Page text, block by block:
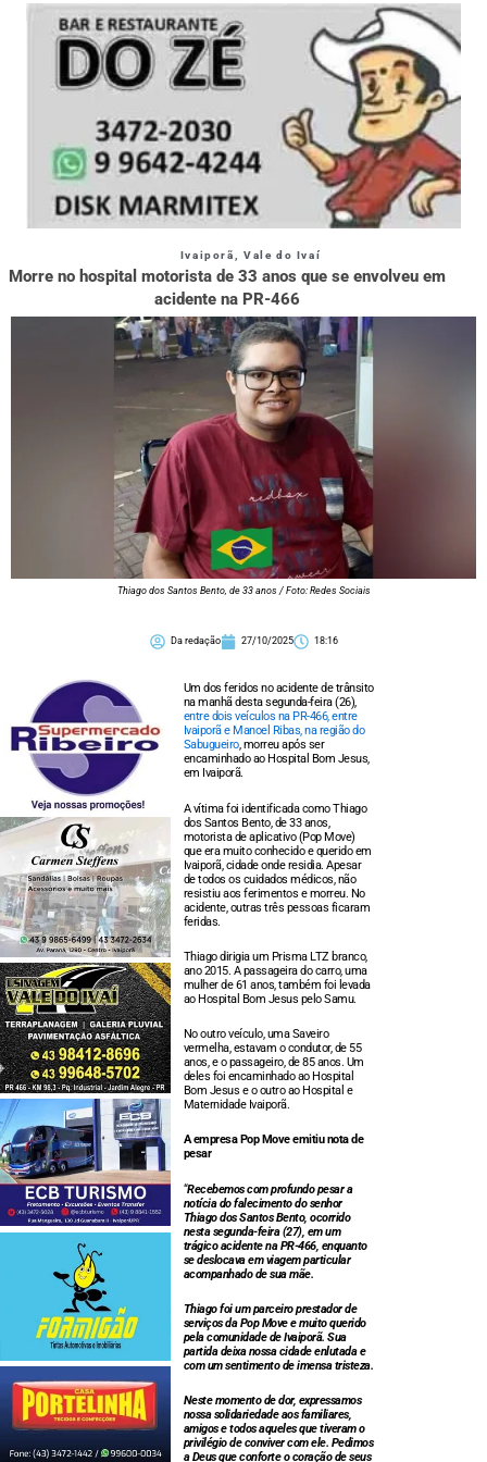
Ivaiporã Vale do Ivaí
Morre no hospital motorista de 33 anos que se envolveu em
acidente na PR-466
Thiago dos Santos Bento, de 33 anos / Foto: Redes Sociais
Da redação 27/10/2025 18:16
Um dos feridos no acidente de trânsito
na manhã desta segunda-feira (26),
entre dois veículos na PR-466, entre
Ivaiporã e Manoel Ribas, na região do
Sabugueiro, morreu após ser
encaminhado ao Hospital Bom Jesus,
em Ivaiporã.
A vítima foi identificada como Thiago
dos Santos Bento, de 33 anos,
motorista de aplicativo (Pop Move)
que era muito conhecido e querido em
Ivaiporã, cidade onde residia. Apesar
de todos os cuidados médicos, não
resistiu aos ferimentos e morreu. No
acidente, outras três pessoas ficaram
feridas.
Thiago dirigia um Prisma LTZ branco,
ano 2015. A passageira do carro, uma
mulher de 61 anos, também foi levada
ao Hospital Bom Jesus pelo Samu.
No outro veículo, uma Saveiro
vermelha, estavam o condutor, de 55
anos, e o passageiro, de 85 anos. Um
deles foi encaminhado ao Hospital
Bom Jesus e o outro ao Hospital e
Maternidade Ivaiporã.
A empresa Pop Move emitiu nota de
pesar
“Recebemos com profundo pesar a
notícia do falecimento do senhor
Thiago dos Santos Bento, ocorrido
nesta segunda-feira (27), em um
trágico acidente na PR-466, enquanto
se deslocava em viagem particular
acompanhado de sua mãe.
Thiago foi um parceiro prestador de
serviços da Pop Move e muito querido
pela comunidade de Ivaiporã. Sua
partida deixa nossa cidade enlutada e
com um sentimento de imensa tristeza.
Neste momento de dor, expressamos
nossa solidariedade aos familiares,
amigos e todos aqueles que tiveram o
privilégio de conviver com ele. Pedimos
a Deus que conforte o coração de seus